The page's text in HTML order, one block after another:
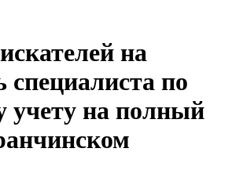
на
специалиста по
учету на полный